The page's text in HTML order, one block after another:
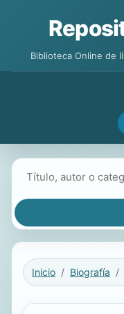
Biblioteca Online de
Inicio Biografía